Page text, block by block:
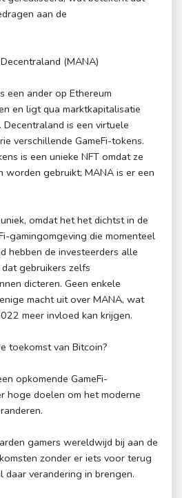
aan de
(MANA)
een ander op Ethereum
en ligt qua marktkapitalisatie
Decentraland is een virtuele
verschillende GameFi-tokens.
is een unieke NFT omdat ze
worden gebruikt; MANA is er een
omdat het het dichtst in de
gamingomgeving die momenteel
hebben de investeerders alle
gebruikers zelfs
dicteren. Geen enkele
macht uit over MANA, wat
meer invloed kan krijgen.
toekomst van Bitcoin?
opkomende GameFi-
hoge doelen om het moderne
gamers wereldwijd bij aan de
zonder er iets voor terug
daar verandering in brengen.